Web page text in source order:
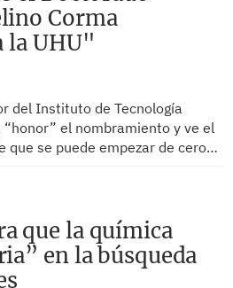
Corma
la UHU"
del Instituto de Tecnología
“honor” el nombramiento y ve el
que se puede empezar de cero…
que la química
en la búsqueda